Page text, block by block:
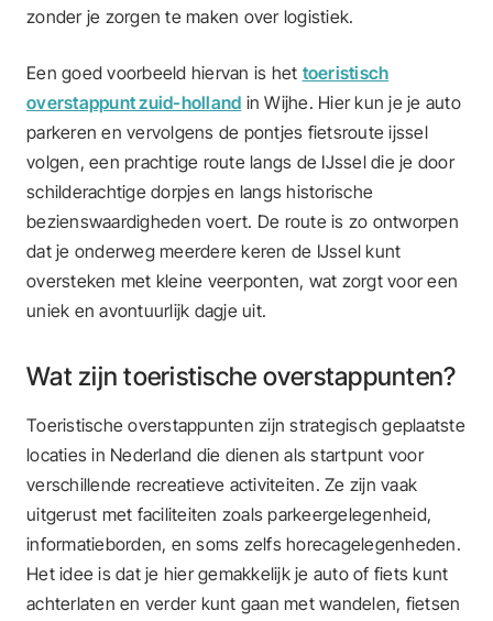
zonder je zorgen te maken over logistiek.
Een goed voorbeeld hiervan is het toeristisch
overstappunt zuid-holland in Wijhe. Hier kun je je auto
parkeren en vervolgens de pontjes fietsroute ijssel
volgen, een prachtige route langs de IJssel die je door
schilderachtige dorpjes en langs historische
bezienswaardigheden voert. De route is zo ontworpen
dat je onderweg meerdere keren de IJssel kunt
oversteken met kleine veerponten, wat zorgt voor een
uniek en avontuurlijk dagje uit.
Wat zijn toeristische overstappunten?
Toeristische overstappunten zijn strategisch geplaatste
locaties in Nederland die dienen als startpunt voor
verschillende recreatieve activiteiten. Ze zijn vaak
uitgerust met faciliteiten zoals parkeergelegenheid,
informatieborden, en soms zelfs horecagelegenheden.
Het idee is dat je hier gemakkelijk je auto of fiets kunt
achterlaten en verder kunt gaan met wandelen, fietsen